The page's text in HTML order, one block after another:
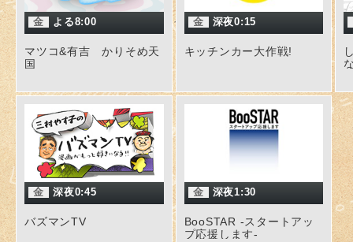
金 よる8:00
マツコ&有吉 かりそめ天
国
金 深夜0:15
キッチンカー大作戦!
金 深夜0:45
バズマンTV
金 深夜1:30
BooSTAR -スタートアッ
プ応援します-